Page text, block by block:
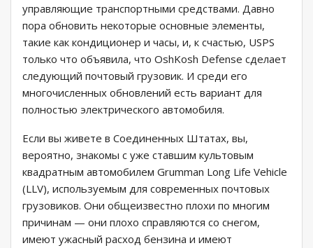
управляющие транспортными средствами. Давно
пора обновить некоторые основные элементы,
такие как кондиционер и часы, и, к счастью, USPS
только что объявила, что OshKosh Defense сделает
следующий почтовый грузовик. И среди его
многочисленных обновлений есть вариант для
полностью электрического автомобиля.
Если вы живете в Соединенных Штатах, вы,
вероятно, знакомы с уже ставшим культовым
квадратным автомобилем Grumman Long Life Vehicle
(LLV), используемым для современных почтовых
грузовиков. Они общеизвестно плохи по многим
причинам — они плохо справляются со снегом,
имеют ужасный расход бензина и имеют